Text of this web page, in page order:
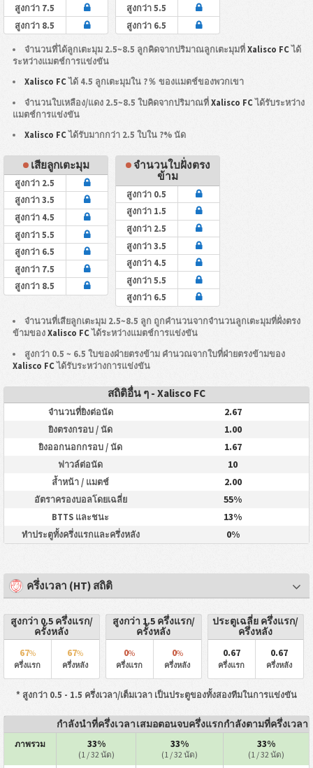
สูงกว่า 7.5
สูงกว่า 8.5
สูงกว่า 5.5
สูงกว่า 6.5
จำนวนที่ได้ลูกเตะมุม 2.5~8.5 ลูกคิดจากปริมาณลูกเตะมุมที่Xalisco FCได้
ระหว่างแมตช์การแข่งขัน
Xalisco FCได้ 4.5 ลูกเตะมุมใน ?％ ของแมตช์ของพวกเขา
จำนวนใบเหลือง/แดง 2.5~8.5 ใบคิดจากปริมาณที่Xalisco FCได้รับระหว่าง
แมตช์การแข่งขัน
Xalisco FCได้รับมากกว่า 2.5 ใบใน ?% นัด
เสียลูกเตะมุม
สูงกว่า 2.5
สูงกว่า 3.5
สูงกว่า 4.5
สูงกว่า 5.5
สูงกว่า 6.5
สูงกว่า 7.5
สูงกว่า 8.5
จำนวนใบฝั่งตรง
ข้าม
สูงกว่า 0.5
สูงกว่า 1.5
สูงกว่า 2.5
สูงกว่า 3.5
สูงกว่า 4.5
สูงกว่า 5.5
สูงกว่า 6.5
จำนวนที่เสียลูกเตะมุม 2.5~8.5 ลูก ถูกคำนวนจากจำนวนลูกเตะมุมที่ฝั่งตรง
ข้ามของ Xalisco FCได้ระหว่างแมตช์การแข่งขัน
สูงกว่า 0.5 ~ 6.5 ใบของฝ่ายตรงข้าม คำนวณจากใบที่ฝ่ายตรงข้ามของ
Xalisco FCได้รับระหว่างการแข่งขัน
สถิติอื่น ๆ - Xalisco FC
จำนวนที่ยิงต่อนัด 2.67
ยิงตรงกรอบ / นัด 1.00
ยิงออกนอกกรอบ / นัด 1.67
ฟาวล์ต่อนัด 10
ล้ำหน้า / แมตช์ 2.00
อัตราครองบอลโดยเฉลี่ย 55%
BTTS และชนะ 13%
ทำประตูทั้งครึ่งแรกและครึ่งหลัง 0%
ครึ่งเวลา (HT) สถิติ
สูงกว่า 0.5 ครึ่งแรก/
ครั้งหลัง
67%
ครึ่งแรก
67%
ครึ่งหลัง
สูงกว่า 1.5 ครึ่งแรก/
ครั้งหลัง
0%
ครึ่งแรก
0%
ครึ่งหลัง
ประตูเฉลี่ย ครึ่งแรก/
ครึ่งหลัง
0.67
ครึ่งแรก
0.67
ครึ่งหลัง
* สูงกว่า 0.5 - 1.5 ครึ่งเวลา/เต็มเวลา เป็นประตูของทั้งสองทีมในการแข่งขัน
กำลังนำที่ครึ่งเวลาเสมอตอนจบครึ่งแรกกำลังตามที่ครึ่งเวลา
ภาพรวม 33%
(1 / 32 นัด)
33%
(1 / 32 นัด)
33%
(1 / 32 นัด)